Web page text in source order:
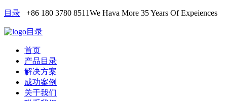
目录 +86 180 3780 8511We Hava More 35 Years Of Expeiences
目录
首页
产品目录
解决方案
成功案例
关于我们